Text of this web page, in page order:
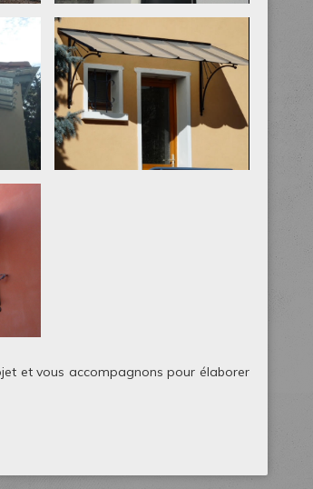
et vous accompagnons pour élaborer